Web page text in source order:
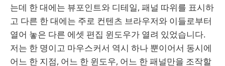
는데 한 대에는 뷰포인트와 디테일, 패널 따위를 표시하
고 다른 한 대에는 주로 컨텐츠 브라우저와 이들로부터
열어 놓은 다른 에셋 편집 윈도우가 열려 있었습니다.
저는 한 명이고 마우스커서 역시 하나 뿐이어서 동시에
어느 한 지점, 어느 한 윈도우, 어느 한 패널만을 조작할